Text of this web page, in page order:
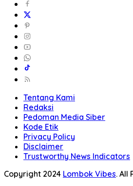
Tentang Kami
Redaksi
Pedoman Media Siber
Kode Etik
Privacy Policy
Disclaimer
Trustworthy News Indicators
Copyright 2024 Lombok Vibes. All